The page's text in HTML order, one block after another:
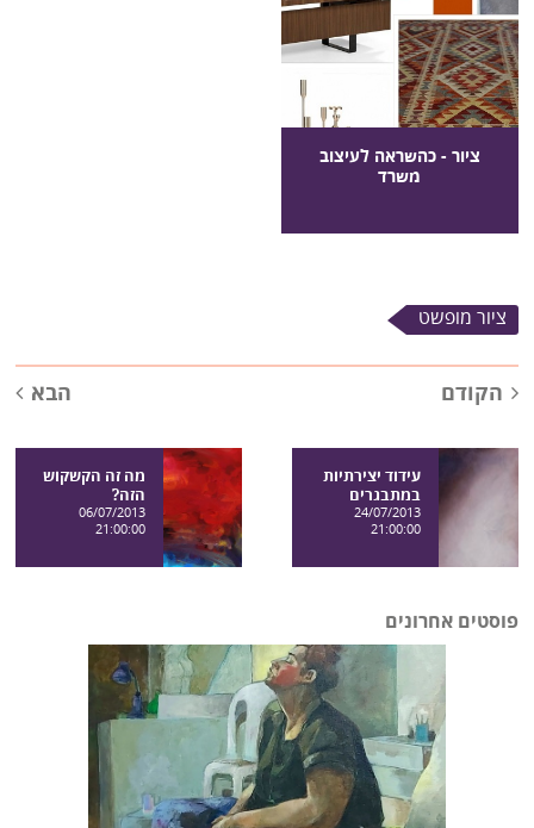
ציור - כהשראה לעיצוב
משרד
ציור מופשט
הבא הקודם
עידוד יצירתיות
במתבגרים
24/07/2013
21:00:00
מה זה הקשקוש
הזה?
06/07/2013
21:00:00
פוסטים אחרונים